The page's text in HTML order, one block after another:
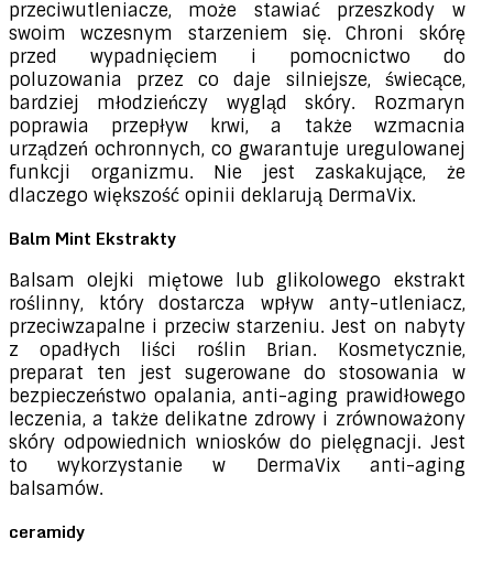
przeciwutleniacze, może stawiać przeszkody w
swoim wczesnym starzeniem się. Chroni skórę
przed wypadnięciem i pomocnictwo do
poluzowania przez co daje silniejsze, świecące,
bardziej młodzieńczy wygląd skóry. Rozmaryn
poprawia przepływ krwi, a także wzmacnia
urządzeń ochronnych, co gwarantuje uregulowanej
funkcji organizmu. Nie jest zaskakujące, że
dlaczego większość opinii deklarują DermaVix.
Balm Mint Ekstrakty
Balsam olejki miętowe lub glikolowego ekstrakt
roślinny, który dostarcza wpływ anty-utleniacz,
przeciwzapalne i przeciw starzeniu. Jest on nabyty
z opadłych liści roślin Brian. Kosmetycznie,
preparat ten jest sugerowane do stosowania w
bezpieczeństwo opalania, anti-aging prawidłowego
leczenia, a także delikatne zdrowy i zrównoważony
skóry odpowiednich wniosków do pielęgnacji. Jest
to wykorzystanie w DermaVix anti-aging
balsamów.
ceramidy